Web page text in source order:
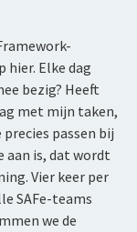
hier. Elke dag
bezig? Heeft
met mijn taken,
passen bij
aan is, dat wordt
Vier keer per
SAFe-teams
we de